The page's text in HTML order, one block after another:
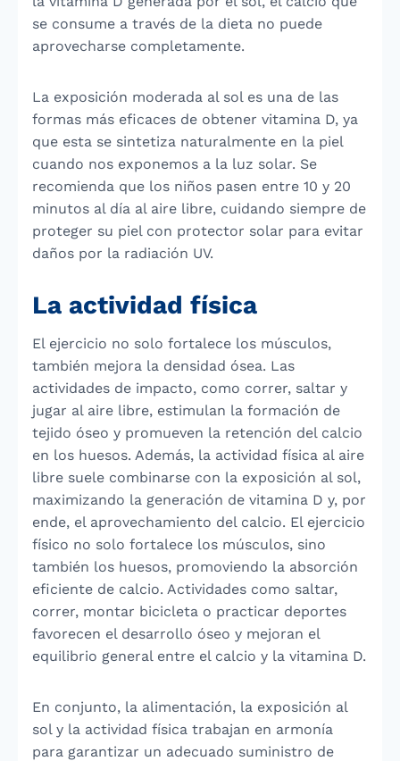
se consume a través de la dieta no puede
aprovecharse completamente.
La exposición moderada al sol es una de las
formas más eficaces de obtener vitamina D, ya
que esta se sintetiza naturalmente en la piel
cuando nos exponemos a la luz solar. Se
recomienda que los niños pasen entre 10 y 20
minutos al día al aire libre, cuidando siempre de
proteger su piel con protector solar para evitar
daños por la radiación UV.
La actividad física
El ejercicio no solo fortalece los músculos,
también mejora la densidad ósea. Las
actividades de impacto, como correr, saltar y
jugar al aire libre, estimulan la formación de
tejido óseo y promueven la retención del calcio
en los huesos. Además, la actividad física al aire
libre suele combinarse con la exposición al sol,
maximizando la generación de vitamina D y, por
ende, el aprovechamiento del calcio. El ejercicio
físico no solo fortalece los músculos, sino
también los huesos, promoviendo la absorción
eficiente de calcio. Actividades como saltar,
correr, montar bicicleta o practicar deportes
favorecen el desarrollo óseo y mejoran el
equilibrio general entre el calcio y la vitamina D.
En conjunto, la alimentación, la exposición al
sol y la actividad física trabajan en armonía
para garantizar un adecuado suministro de